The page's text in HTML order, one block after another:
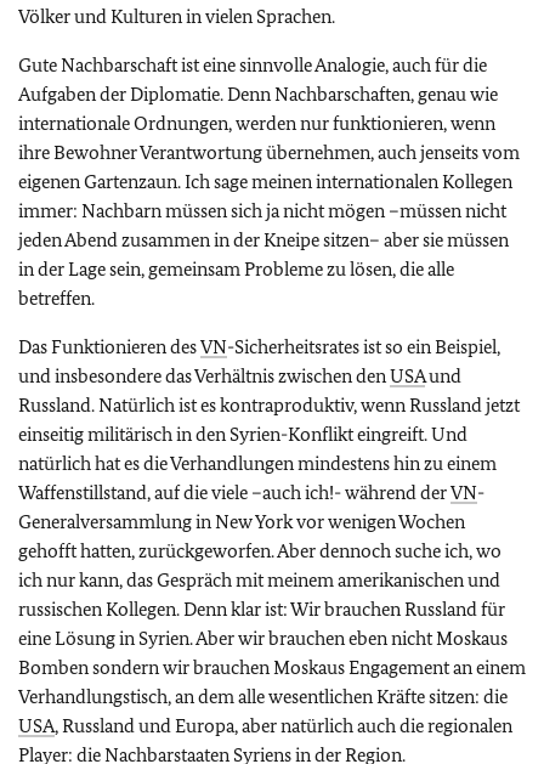
Völker und Kulturen in vielen Sprachen.
Gute Nachbarschaft ist eine sinnvolle Analogie, auch für die
Aufgaben der Diplomatie. Denn Nachbarschaften, genau wie
internationale Ordnungen, werden nur funktionieren, wenn
ihre Bewohner Verantwortung übernehmen, auch jenseits vom
eigenen Gartenzaun. Ich sage meinen internationalen Kollegen
immer: Nachbarn müssen sich ja nicht mögen –müssen nicht
jeden Abend zusammen in der Kneipe sitzen– aber sie müssen
in der Lage sein, gemeinsam Probleme zu lösen, die alle
betreffen.
Das Funktionieren desVN-Sicherheitsrates ist so ein Beispiel,
und insbesondere das Verhältnis zwischen denUSAund
Russland. Natürlich ist es kontraproduktiv, wenn Russland jetzt
einseitig militärisch in den Syrien-Konflikt eingreift. Und
natürlich hat es die Verhandlungen mindestens hin zu einem
Waffenstillstand, auf die viele –auch ich!- während derVN-
Generalversammlung in New York vor wenigen Wochen
gehofft hatten, zurückgeworfen. Aber dennoch suche ich, wo
ich nur kann, das Gespräch mit meinem amerikanischen und
russischen Kollegen. Denn klar ist: Wir brauchen Russland für
eine Lösung in Syrien. Aber wir brauchen eben nicht Moskaus
Bomben sondern wir brauchen Moskaus Engagement an einem
Verhandlungstisch, an dem alle wesentlichen Kräfte sitzen: die
USA, Russland und Europa, aber natürlich auch die regionalen
Player: die Nachbarstaaten Syriens in der Region.